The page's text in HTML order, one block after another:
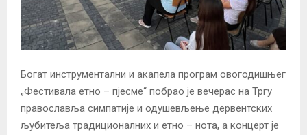
Богат инструментални и акапела програм овогодишњег
„Фестивала етно – пјесме“ побрао је вечерас на Тргу
православља симпатије и одушевљење дервентских
љубитеља традиционалних и етно – нота, а концерт је